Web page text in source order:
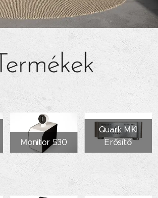
Termékek
Monitor 530
Quark MKI
Erősítő